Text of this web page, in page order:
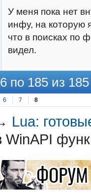
У меня пока нет
инфу, на которую
что в поисках по
видел.
по 185 из 185
6 7 8
Lua:
WinAPI